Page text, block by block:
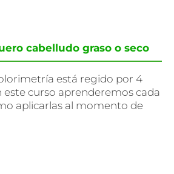
cabelludo graso o seco
está regido por 4
este curso aprenderemos cada
aplicarlas al momento de